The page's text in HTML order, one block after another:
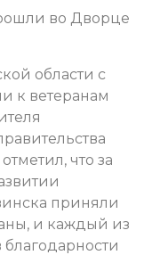
во Дворце
области с
к ветеранам
что за
приняли
и каждый из